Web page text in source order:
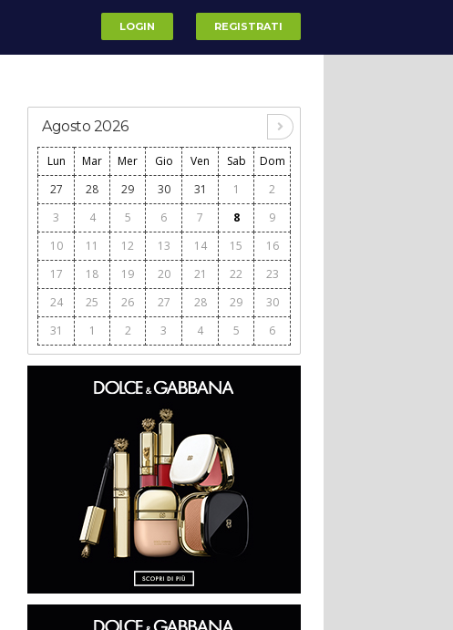
LOGIN REGISTRATI
Agosto 2026
Lun Mar Mer Gio Ven Sab
Dom
27
28 29 30 31 1
2
3
4 5 6 7 8
9
10
11 12 13 14 15
16
17
18 19 20 21 22
23
24
25 26 27 28 29
30
31
1 2 3 4 5 6